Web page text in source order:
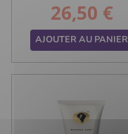
Prix
26,50 €
AJOUTER AU PANIER